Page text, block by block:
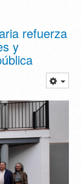
refuerza
y